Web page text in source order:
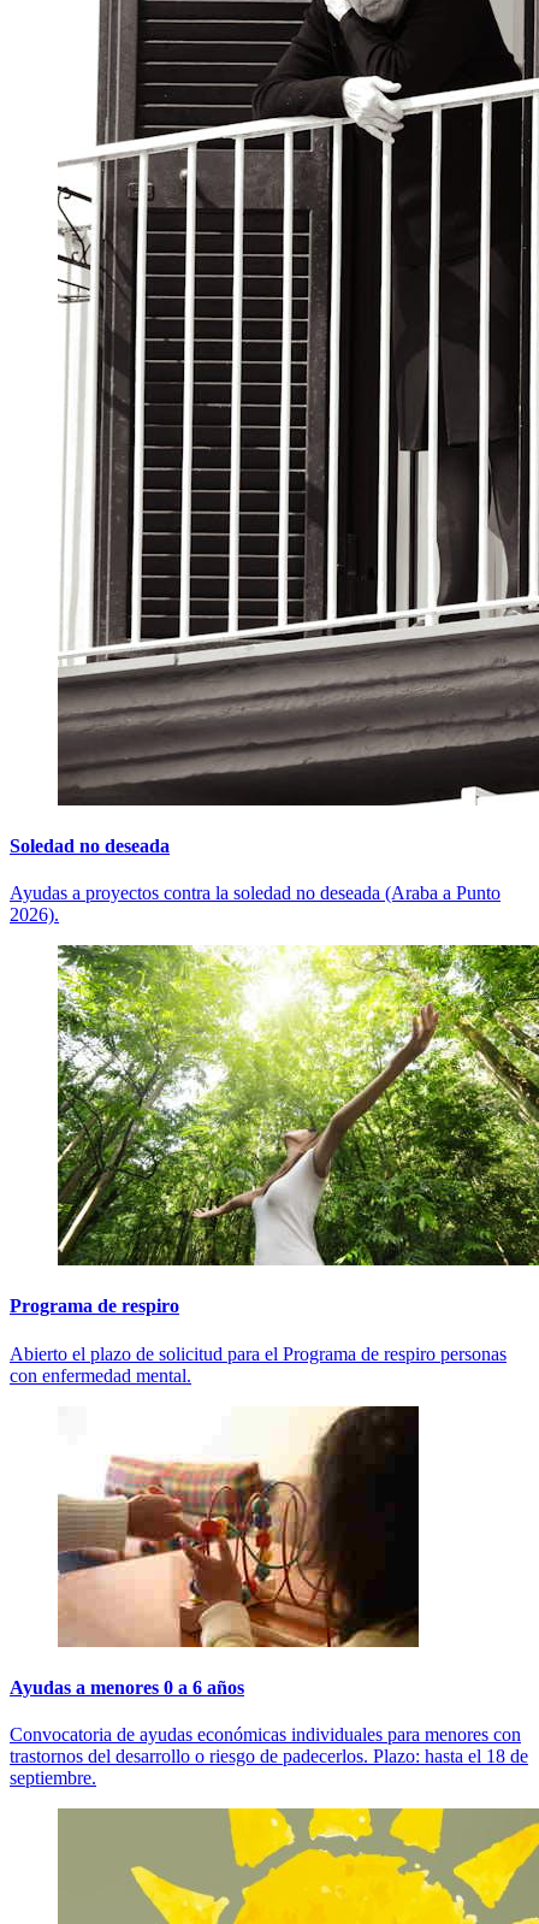
Soledad no deseada
Ayudas a proyectos contra la soledad no deseada (Araba a Punto
2026).
Programa de respiro
Abierto el plazo de solicitud para el Programa de respiro personas
con enfermedad mental.
Ayudas a menores 0 a 6 años
Convocatoria de ayudas económicas individuales para menores con
trastornos del desarrollo o riesgo de padecerlos. Plazo: hasta el 18 de
septiembre.